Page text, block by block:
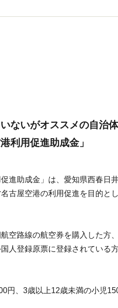
ないがオススメの自治
利用促進助成金」
促進助成金」は、愛知県西春日
古屋空港の利用促進を目的と
空路線の航空券を購入した方
人登録原票に登録されている方
円、3歳以上12歳未満の小児